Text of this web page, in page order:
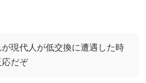
が現代人が低交換に遭遇した時
だぞ